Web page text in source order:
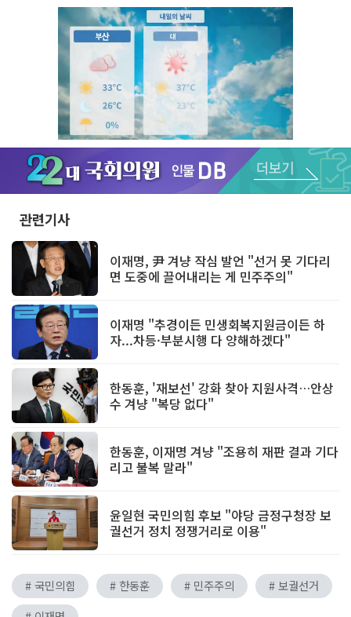
Unmute
관련기사
이재명, 尹 겨냥 작심 발언 "선거 못 기다리
면 도중에 끌어내리는 게 민주주의"
이재명 "추경이든 민생회복지원금이든 하
자...차등·부분시행 다 양해하겠다"
한동훈, '재보선' 강화 찾아 지원사격…안상
수 겨냥 "복당 없다"
한동훈, 이재명 겨냥 "조용히 재판 결과 기다
리고 불복 말라"
윤일현 국민의힘 후보 "야당 금정구청장 보
궐선거 정치 정쟁거리로 이용"
# 국민의힘 # 한동훈 # 민주주의
# 보궐선거